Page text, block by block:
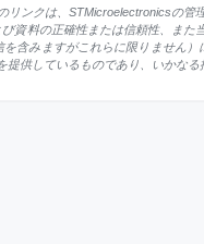
ンクは、STMicroelectronicsの
資料の正確性または信頼性、ま
含みますがこれらに限りません
供しているものであり、いかなる